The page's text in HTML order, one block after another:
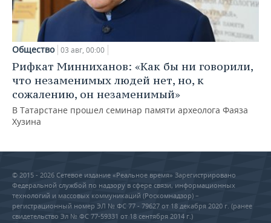
Общество 03 авг, 00:00
Рифкат Минниханов: «Как бы ни говорили,
что незаменимых людей нет, но, к
сожалению, он незаменимый»
В Татарстане прошел семинар памяти археолога Фаяза
Хузина
© 2015 - 2026 Сетевое издание «Реальное время» Зарегистрировано
Федеральной службой по надзору в сфере связи, информационных
технологий и массовых коммуникаций (Роскомнадзор) –
регистрационный номер ЭЛ № ФС 77 - 79627 от 18 декабря 2020 г. (ранее
свидетельство Эл № ФС 77-59331 от 18 сентября 2014 г.)